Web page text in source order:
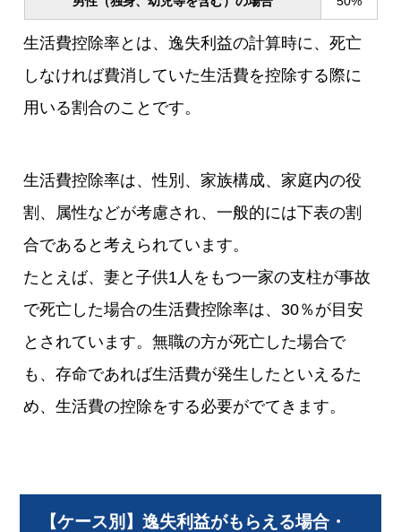
生活費控除率とは、逸失利益の計算時に、死亡
しなければ費消していた生活費を控除する際に
用いる割合のことです。
生活費控除率は、性別、家族構成、家庭内の役
割、属性などが考慮され、一般的には下表の割
合であると考えられています。
たとえば、妻と子供1人をもつ一家の支柱が事故
で死亡した場合の生活費控除率は、30％が目安
とされています。無職の方が死亡した場合で
も、存命であれば生活費が発生したといえるた
め、生活費の控除をする必要がでてきます。
【ケース別】逸失利益がもらえる場合・